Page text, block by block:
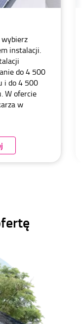
wybierz
instalacji.
do 4 500
i do 4 500
W ofercie
w